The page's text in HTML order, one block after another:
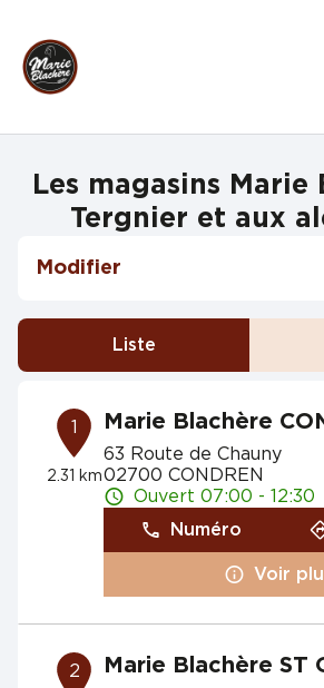
Les magasins Marie
Tergnier et aux
Modifier
Liste
1
2.31 km
Marie Blachère
63 Route de Chauny
02700 CONDREN
Ouvert 07:00 - 12:30
Numéro
Voir
2 Marie Blachère ST